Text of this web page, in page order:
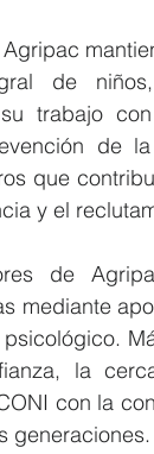
de
trabajo
de
que
y el
de
mediante
la
con la
generaciones.